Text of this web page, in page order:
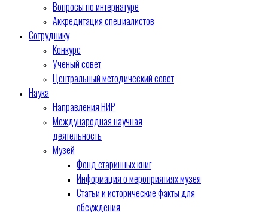
Вопросы по интернатуре
Аккредитация специалистов
Сотруднику
Конкурс
Учёный совет
Центральный методический совет
Наука
Направления НИР
Международная научная
деятельность
Музей
Фонд старинных книг
Информация о мероприятиях музея
Статьи и исторические факты для
обсуждения